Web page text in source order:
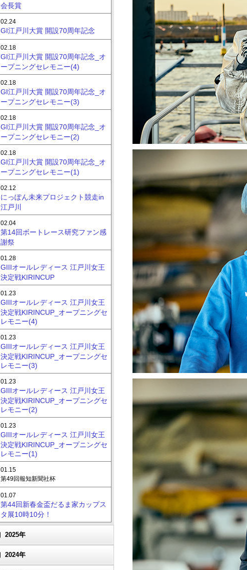
会長賞
02.24
GI江戸川大賞 開設70周年記念
02.18
GI江戸川大賞 開設70周年記念_オ
ープニングセレモニー(4)
02.18
GI江戸川大賞 開設70周年記念_オ
ープニングセレモニー(3)
02.18
GI江戸川大賞 開設70周年記念_オ
ープニングセレモニー(2)
02.18
GI江戸川大賞 開設70周年記念_オ
ープニングセレモニー(1)
02.12
にっぽん未来プロジェクト競走in
江戸川
02.04
第14回ボートレース研究ファン感
謝祭
01.28
GIIIオールレディース 江戸川女王
決定戦KIRINCUP
01.23
GIIIオールレディース 江戸川女王
決定戦KIRINCUP_オープニングセ
レモニー(4)
01.23
GIIIオールレディース 江戸川女王
決定戦KIRINCUP_オープニングセ
レモニー(3)
01.23
GIIIオールレディース 江戸川女王
決定戦KIRINCUP_オープニングセ
レモニー(2)
01.23
GIIIオールレディース 江戸川女王
決定戦KIRINCUP_オープニングセ
レモニー(1)
01.15
第49回報知新聞社杯
01.07
第44回新春金盃だるま家カップス
タ展10時10分！
2025年
2024年